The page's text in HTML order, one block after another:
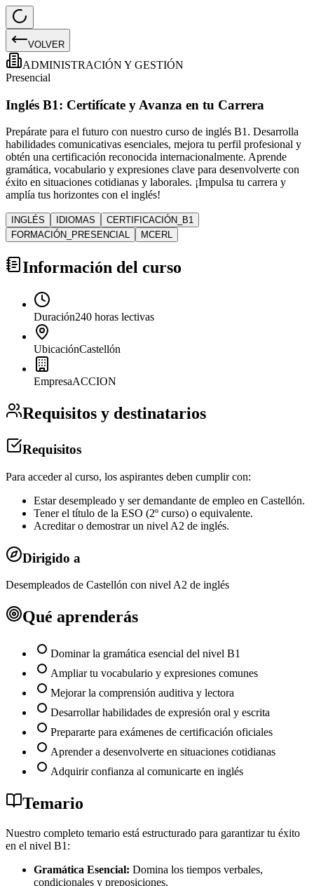
VOLVER
ADMINISTRACIÓN Y GESTIÓN
Presencial
Inglés B1: Certifícate y Avanza en tu Carrera
Prepárate para el futuro con nuestro curso de inglés B1. Desarrolla
habilidades comunicativas esenciales, mejora tu perfil profesional y
obtén una certificación reconocida internacionalmente. Aprende
gramática, vocabulario y expresiones clave para desenvolverte con
éxito en situaciones cotidianas y laborales. ¡Impulsa tu carrera y
amplía tus horizontes con el inglés!
INGLÉS IDIOMAS
CERTIFICACIÓN_B1
FORMACIÓN_PRESENCIAL
MCERL
Información del curso
Duración240 horas lectivas
UbicaciónCastellón
EmpresaACCION
Requisitos y destinatarios
Requisitos
Para acceder al curso, los aspirantes deben cumplir con:
Estar desempleado y ser demandante de empleo en Castellón.
Tener el título de la ESO (2º curso) o equivalente.
Acreditar o demostrar un nivel A2 de inglés.
Dirigido a
Desempleados de Castellón con nivel A2 de inglés
Qué aprenderás
Dominar la gramática esencial del nivel B1
Ampliar tu vocabulario y expresiones comunes
Mejorar la comprensión auditiva y lectora
Desarrollar habilidades de expresión oral y escrita
Prepararte para exámenes de certificación oficiales
Aprender a desenvolverte en situaciones cotidianas
Adquirir confianza al comunicarte en inglés
Temario
Nuestro completo temario está estructurado para garantizar tu éxito
en el nivel B1:
Gramática Esencial: Domina los tiempos verbales,
condicionales y preposiciones.